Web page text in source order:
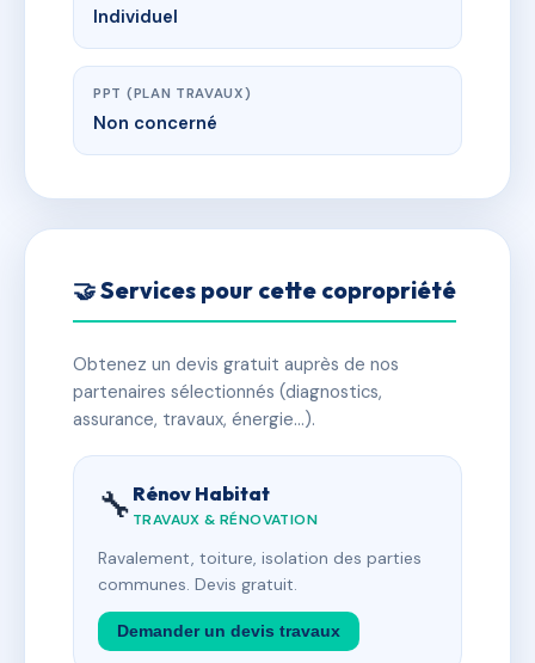
Individuel
PPT (PLAN TRAVAUX)
Non concerné
🤝 Services pour cette copropriété
Obtenez un devis gratuit auprès de nos
partenaires sélectionnés (diagnostics,
assurance, travaux, énergie…).
🔧 Rénov Habitat
TRAVAUX & RÉNOVATION
Ravalement, toiture, isolation des parties
communes. Devis gratuit.
Demander un devis travaux